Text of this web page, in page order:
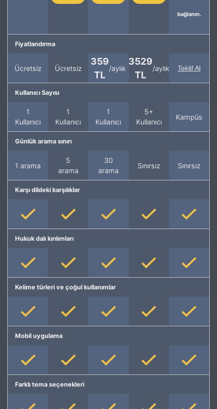
bağlanın.
Fiyatlandırma
Ücretsiz Ücretsiz
359
TL
/aylık
3529
TL
/aylık Teklif Al
Kullanıcı Sayısı
1
Kullanıcı
1
Kullanıcı
1
Kullanıcı
5+
Kullanıcı
Kampüs
Günlük arama sınırı
1 arama
5
arama
30
arama
Sınırsız Sınırsız
Karşı dildeki karşılıklar
Hukuk dalı kırılımları
Kelime türleri ve çoğul kullanımlar
Mobil uygulama
Farklı tema seçenekleri